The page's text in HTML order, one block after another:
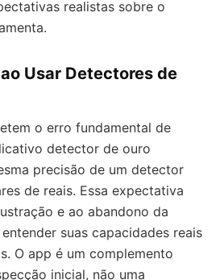
realistas sobre o
Usar Detectores de
o erro fundamental de
detector de ouro
precisão de um detector
de reais. Essa expectativa
e ao abandono da
suas capacidades reais
O app é um complemento
inicial, não uma